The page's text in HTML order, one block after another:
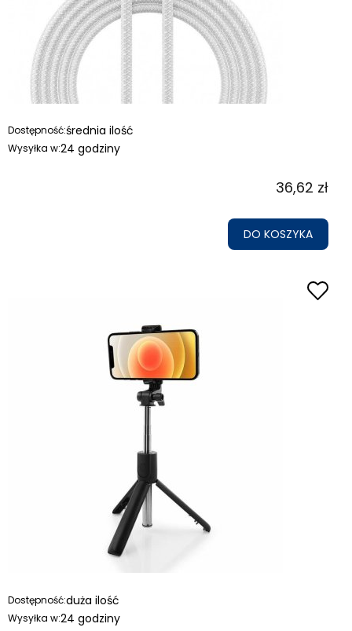
Dostępność:średnia ilość
Wysyłka w:24 godziny
36,62 zł
DO KOSZYKA
Dostępność:duża ilość
Wysyłka w:24 godziny